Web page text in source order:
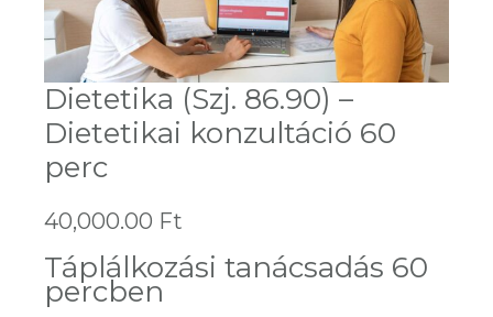
Dietetika (Szj. 86.90) –
Dietetikai konzultáció 60
perc
40,000.00 Ft
Táplálkozási tanácsadás 60
percben